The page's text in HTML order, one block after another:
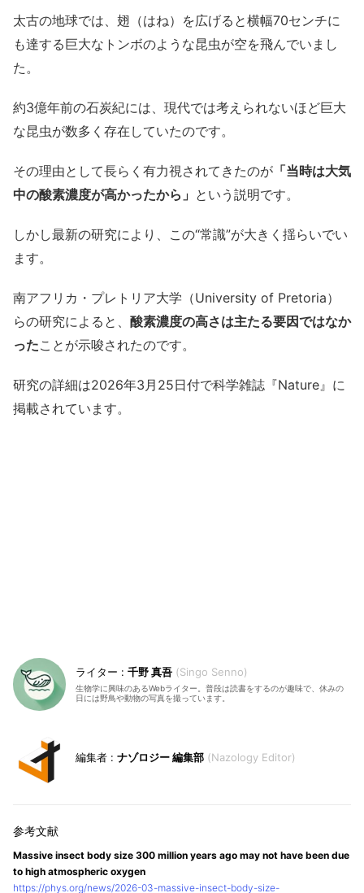
太古の地球では、翅（はね）を広げると横幅70センチに
も達する巨大なトンボのような昆虫が空を飛んでいまし
た。
約3億年前の石炭紀には、現代では考えられないほど巨大
な昆虫が数多く存在していたのです。
その理由として長らく有力視されてきたのが 「当時は大気
中の酸素濃度が高かったから」 という説明です。
しかし最新の研究により、この“常識”が大きく揺らいでい
ます。
南アフリカ・プレトリア大学（University of Pretoria）
らの研究によると、 酸素濃度の高さは主たる要因ではなか
ったことが示唆されたのです。
研究の詳細は2026年3月25日付で科学雑誌『Nature』に
掲載されています。
千野 真吾 Singo Senno
生物学に興味のあるWebライター。普段は読書をするのが趣味で、休みの
日には野鳥や動物の写真を撮っています。
ナゾロジー 編集部 Nazology Editor
Massive insect body size 300 million years ago may not have been due
to high atmospheric oxygen
https://phys.org/news/2026-03-massive-insect-body-size-